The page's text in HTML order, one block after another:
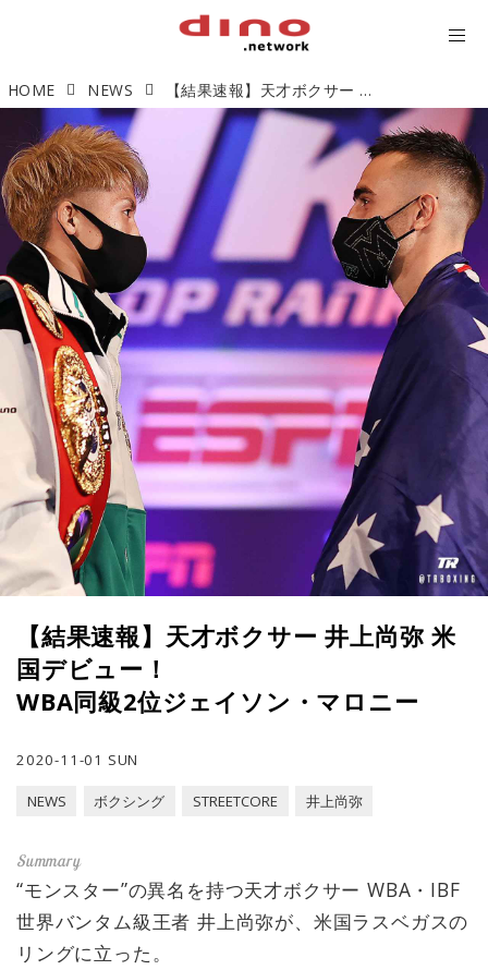
HOME NEWS 【結果速報】天才ボクサー 井上尚弥 米国デビュー！ WBA同級2位ジェイソン・マロニー
【結果速報】天才ボクサー 井上尚弥 米
国デビュー！
WBA同級2位ジェイソン・マロニー
2020-11-01 SUN
NEWS ボクシング STREETCORE 井上尚弥
“モンスター”の異名を持つ天才ボクサー WBA・IBF
世界バンタム級王者 井上尚弥が、米国ラスベガスの
リングに立った。